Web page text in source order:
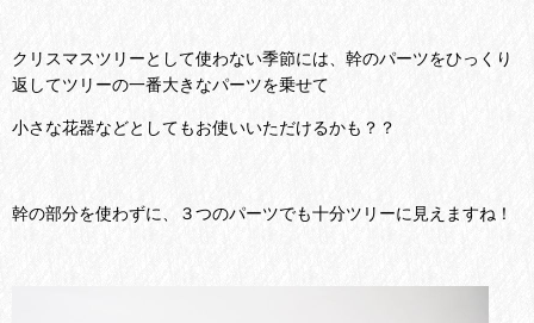
クリスマスツリーとして使わない季節には、幹のパーツをひっくり
返してツリーの一番大きなパーツを乗せて
小さな花器などとしてもお使いいただけるかも？？
幹の部分を使わずに、３つのパーツでも十分ツリーに見えますね！